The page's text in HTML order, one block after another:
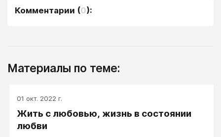
Комментарии (0):
Материалы по теме:
01 окт. 2022 г.
Жить с любовью, жизнь в состоянии
любви